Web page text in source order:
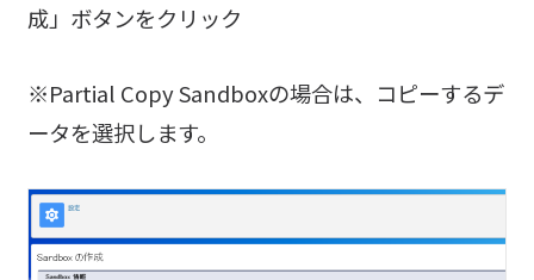
成」ボタンをクリック
※Partial Copy Sandboxの場合は、コピーするデ
ータを選択します。